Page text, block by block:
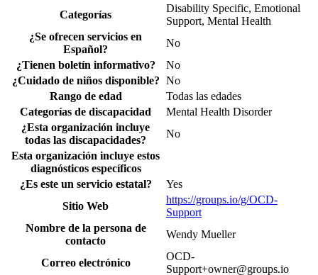
Categorías
Disability Specific, Emotional
Support, Mental Health
¿Se ofrecen servicios en
Español?
No
¿Tienen boletín informativo?
No
¿Cuidado de niños disponible? No
Rango de edad
Todas las edades
Categorías de discapacidad
Mental Health Disorder
¿Esta organización incluye
todas las discapacidades?
No
Esta organización incluye estos
diagnósticos específicos
¿Es este un servicio estatal?
Yes
Sitio Web
https://groups.io/g/OCD-
Support
Nombre de la persona de
contacto
Wendy Mueller
Correo electrónico
OCD-
Support+owner@groups.io